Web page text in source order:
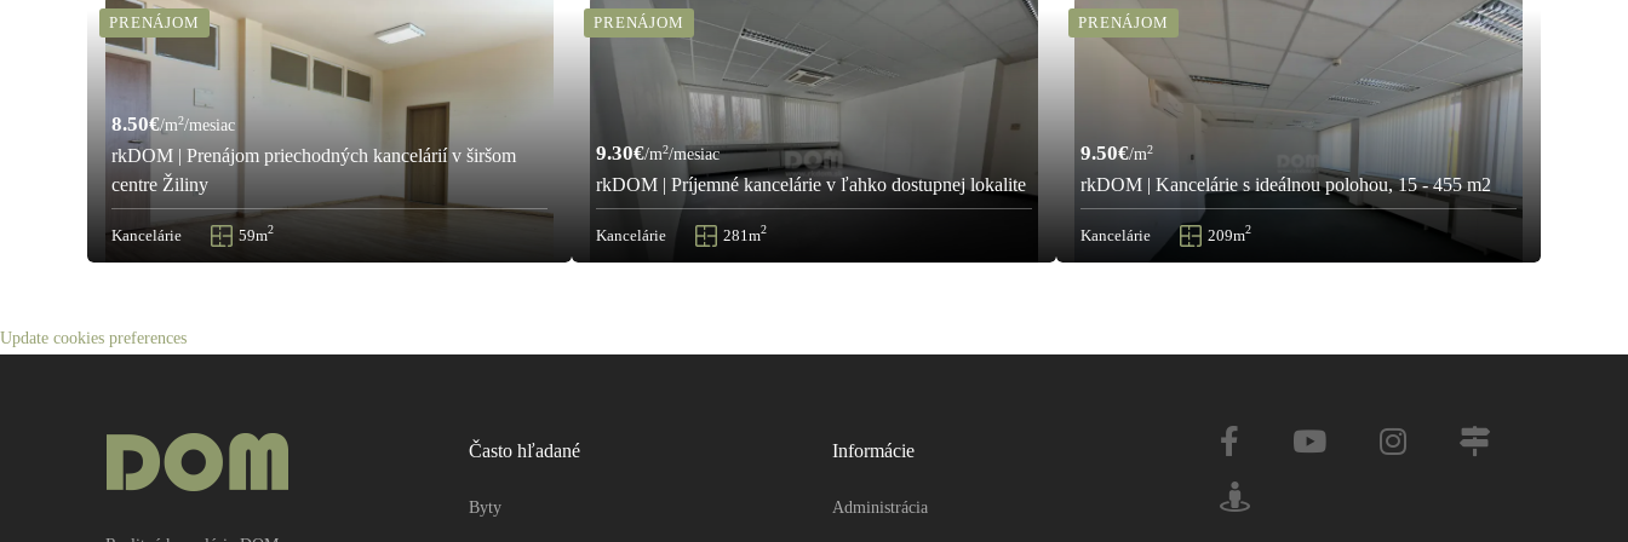
PRENÁJOM
8.50€/m2/mesiac
rkDOM | Prenájom priechodných kancelárií v širšom
centre Žiliny
Kancelárie 59m2
PRENÁJOM
9.30€/m2/mesiac
rkDOM | Príjemné kancelárie v ľahko dostupnej lokalite
Kancelárie 281m2
PRENÁJOM
9.50€/m2
rkDOM | Kancelárie s ideálnou polohou, 15 - 455 m2
Kancelárie 209m2
Často hľadané
Byty
Informácie
Administrácia
Update cookies preferences